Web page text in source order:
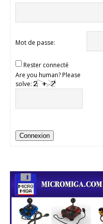
Mot de passe:
Rester connecté
Are you human? Please
solve:
Connexion